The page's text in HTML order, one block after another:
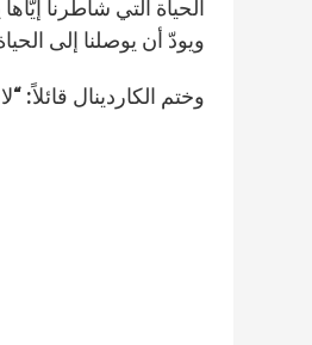
الحياة التي شاطرنا
ويودّ أن يوصلنا إلى
وختم الكاردينال